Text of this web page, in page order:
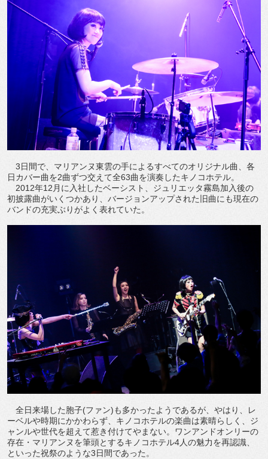
3日間で、マリアンヌ東雲の手によるすべてのオリジナル曲、各
日カバー曲を2曲ずつ交えて全63曲を演奏したキノコホテル。
2012年12月に入社したベーシスト、ジュリエッタ霧島加入後の
初披露曲がいくつかあり、バージョンアップされた旧曲にも現在の
バンドの充実ぶりがよく表れていた。
全日来場した胞子(ファン)も多かったようであるが、やはり、レ
ーベルや時期にかかわらず、キノコホテルの楽曲は素晴らしく、ジ
ャンルや世代を超えて惹き付けてやまない。ワンアンドオンリーの
存在・マリアンヌを筆頭とするキノコホテル4人の魅力を再認識、
といった祝祭のような3日間であった。